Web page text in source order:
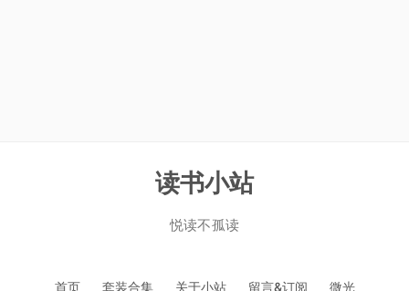
读书小站
悦读不孤读
首页 套装合集 关于小站 留言&订阅 微光